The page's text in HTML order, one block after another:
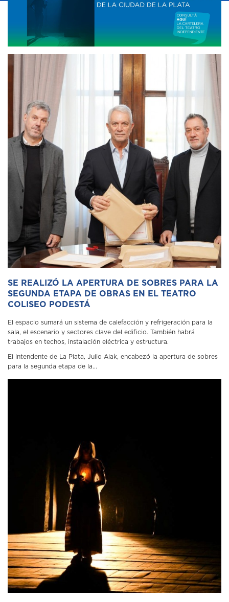
SE REALIZÓ LA APERTURA DE SOBRES PARA LA
SEGUNDA ETAPA DE OBRAS EN EL TEATRO
COLISEO PODESTÁ
El espacio sumará un sistema de calefacción y refrigeración para la
sala, el escenario y sectores clave del edificio. También habrá
trabajos en techos, instalación eléctrica y estructura.
El intendente de La Plata, Julio Alak, encabezó la apertura de sobres
para la segunda etapa de la...